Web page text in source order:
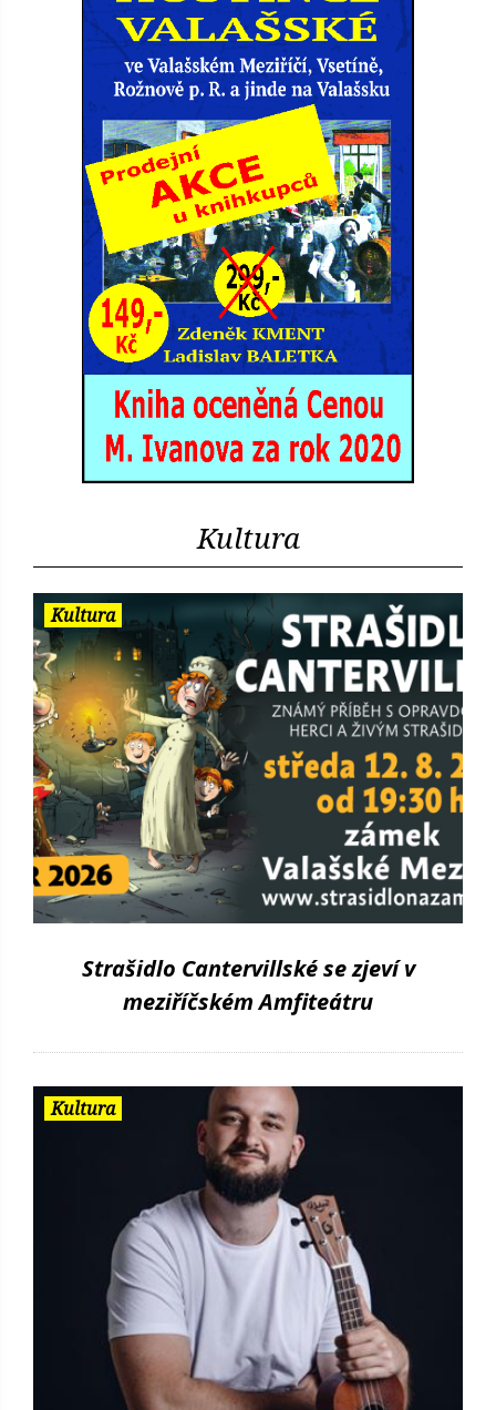
Kultura
Kultura
Strašidlo Cantervillské se zjeví v
meziříčském Amfiteátru
Kultura